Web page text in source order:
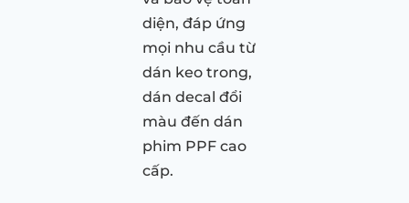
diện, đáp ứng
mọi nhu cầu từ
dán keo trong,
dán decal đổi
màu đến dán
phim PPF cao
cấp.